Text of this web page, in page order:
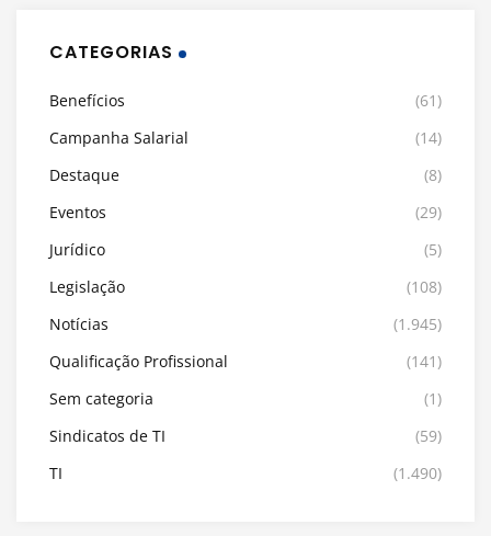
CATEGORIAS
Benefícios
(61)
Campanha Salarial
(14)
Destaque
(8)
Eventos
(29)
Jurídico
(5)
Legislação
(108)
Notícias
(1.945)
Qualificação Profissional
(141)
Sem categoria
(1)
Sindicatos de TI
(59)
TI
(1.490)